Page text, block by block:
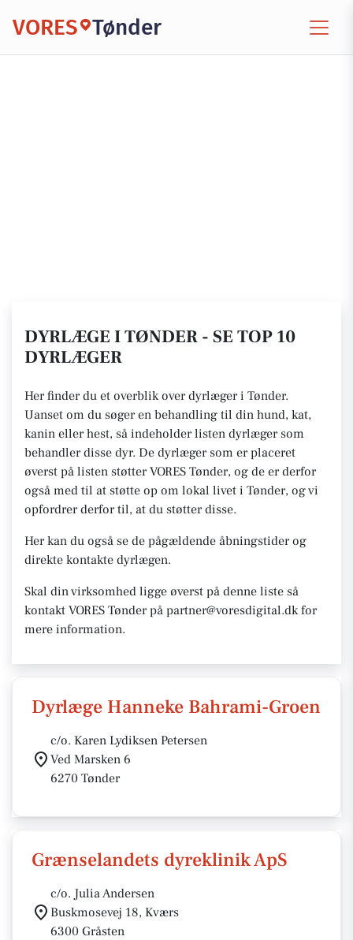
VORES Tønder
DYRLÆGE I TØNDER - SE TOP 10
DYRLÆGER
Her finder du et overblik over dyrlæger i Tønder.
Uanset om du søger en behandling til din hund, kat,
kanin eller hest, så indeholder listen dyrlæger som
behandler disse dyr. De dyrlæger som er placeret
øverst på listen støtter VORES Tønder, og de er derfor
også med til at støtte op om lokal livet i Tønder, og vi
opfordrer derfor til, at du støtter disse.
Her kan du også se de pågældende åbningstider og
direkte kontakte dyrlægen.
Skal din virksomhed ligge øverst på denne liste så
kontakt VORES Tønder på partner@voresdigital.dk for
mere information.
Dyrlæge Hanneke Bahrami-Groen
c/o. Karen Lydiksen Petersen
Ved Marsken 6
6270 Tønder
Grænselandets dyreklinik ApS
c/o. Julia Andersen
Buskmosevej 18, Kværs
6300 Gråsten